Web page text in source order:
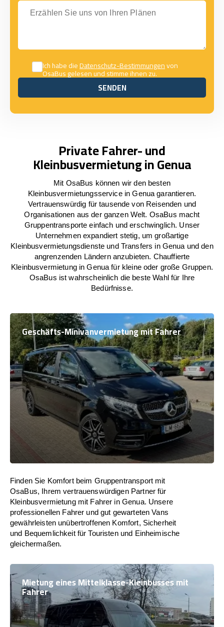
Erzählen Sie uns von Ihren Plänen
Ich habe dieDatenschutz-Bestimmungenvon
OsaBus gelesen und stimme ihnen zu.
SENDEN
SENDEN
Private Fahrer- und
Kleinbusvermietung in Genua
Mit OsaBus können wir den besten
Kleinbusvermietungsservice in Genua garantieren.
Vertrauenswürdig für tausende von Reisenden und
Organisationen aus der ganzen Welt. OsaBus macht
Gruppentransporte einfach und erschwinglich. Unser
Unternehmen expandiert stetig, um großartige
Kleinbusvermietungsdienste und Transfers in Genua und den
angrenzenden Ländern anzubieten. Chauffierte
Kleinbusvermietung in Genua für kleine oder große Gruppen.
OsaBus ist wahrscheinlich die beste Wahl für Ihre
Bedürfnisse.
Geschäfts-Minivanvermietung mit Fahrer
Finden Sie Komfort beim Gruppentransport mit
OsaBus, Ihrem vertrauenswürdigen Partner für
Kleinbusvermietung mit Fahrer in Genua. Unsere
professionellen Fahrer und gut gewarteten Vans
gewährleisten unübertroffenen Komfort, Sicherheit
und Bequemlichkeit für Touristen und Einheimische
gleichermaßen.
Mietung eines Mittelklasse-Kleinbusses mit
Fahrer